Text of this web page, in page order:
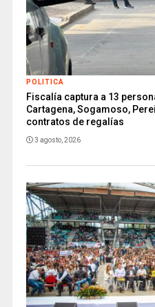
POLITICA
Fiscalía captura a 13
Cartagena, Sogamoso,
contratos de regalías
3 agosto, 2026